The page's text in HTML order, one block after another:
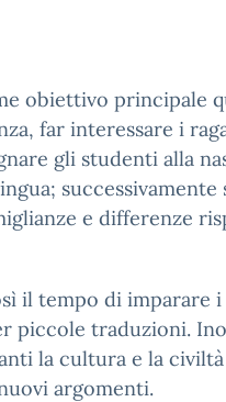
obiettivo principale
far interessare i
gli studenti alla
successivamente
e differenze
il tempo di imparare i
piccole traduzioni.
la cultura e la civiltà
argomenti.